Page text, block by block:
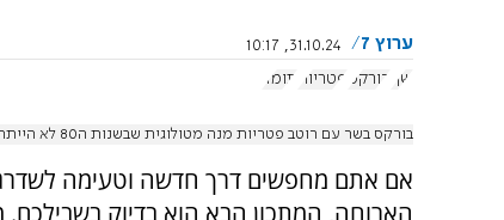
ערוץ 7
31.10.24, 10:17
שף
בורקס פטריות תומר
בורקס בשר עם רוטב פטריות מנה מטולוגית שבשנות ה80 לא הייתה חתונה בלי באהבה לכולם תומר תומס
אם אתם מחפשים דרך חדשה וטעימה
הארוחה, המתכון הבא הוא בדיוק בשבילכם.